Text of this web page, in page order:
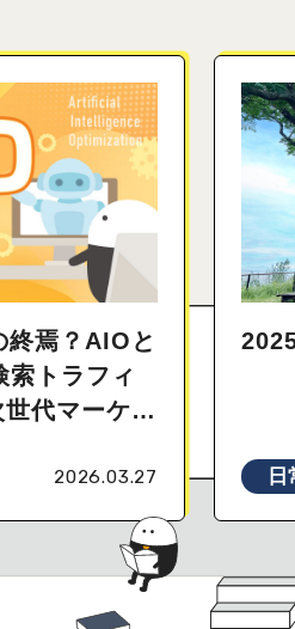
終焉？AIOと
索トラフィ
代マーケテ
2026.03.27 日